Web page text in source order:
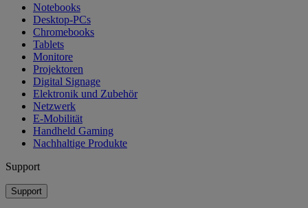
Notebooks
Desktop-PCs
Chromebooks
Tablets
Monitore
Projektoren
Digital Signage
Elektronik und Zubehör
Netzwerk
E-Mobilität
Handheld Gaming
Nachhaltige Produkte
Support
Support